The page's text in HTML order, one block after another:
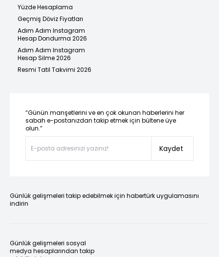
Yüzde Hesaplama
Geçmiş Döviz Fiyatları
Adım Adım Instagram
Hesap Dondurma 2026
Adım Adım Instagram
Hesap Silme 2026
Resmi Tatil Takvimi 2026
“Günün manşetlerini ve en çok okunan haberlerini her
sabah e-postanızdan takip etmek için bültene üye
olun.”
Kaydet
Günlük gelişmeleri takip edebilmek için habertürk uygulamasını
indirin
Günlük gelişmeleri sosyal
medya hesaplarından takip